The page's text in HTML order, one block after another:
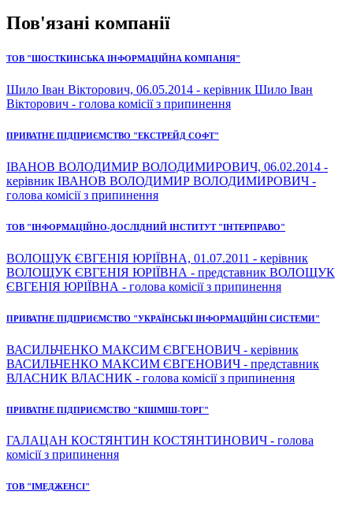
Пов'язані компанії
ТОВ "ШОСТКИНСЬКА ІНФОРМАЦІЙНА КОМПАНІЯ"
Шило Іван Вікторович, 06.05.2014 - керівник Шило Іван
Вікторович - голова комісії з припинення
ПРИВАТНЕ ПІДПРИЄМСТВО "ЕКСТРЕЙД СОФТ"
ІВАНОВ ВОЛОДИМИР ВОЛОДИМИРОВИЧ, 06.02.2014 -
керівник ІВАНОВ ВОЛОДИМИР ВОЛОДИМИРОВИЧ -
голова комісії з припинення
ТОВ "ІНФОРМАЦІЙНО-ДОСЛІДНИЙ ІНСТИТУТ "ІНТЕРПРАВО"
ВОЛОЩУК ЄВГЕНІЯ ЮРІЇВНА, 01.07.2011 - керівник
ВОЛОЩУК ЄВГЕНІЯ ЮРІЇВНА - представник ВОЛОЩУК
ЄВГЕНІЯ ЮРІЇВНА - голова комісії з припинення
ПРИВАТНЕ ПІДПРИЄМСТВО "УКРАЇНСЬКІ ІНФОРМАЦІЙНІ СИСТЕМИ"
ВАСИЛЬЧЕНКО МАКСИМ ЄВГЕНОВИЧ - керівник
ВАСИЛЬЧЕНКО МАКСИМ ЄВГЕНОВИЧ - представник
ВЛАСНИК ВЛАСНИК - голова комісії з припинення
ПРИВАТНЕ ПІДПРИЄМСТВО "КІШМІШ-ТОРГ"
ГАЛАЦАН КОСТЯНТИН КОСТЯНТИНОВИЧ - голова
комісії з припинення
ТОВ "ІМЕДЖЕНСІ"